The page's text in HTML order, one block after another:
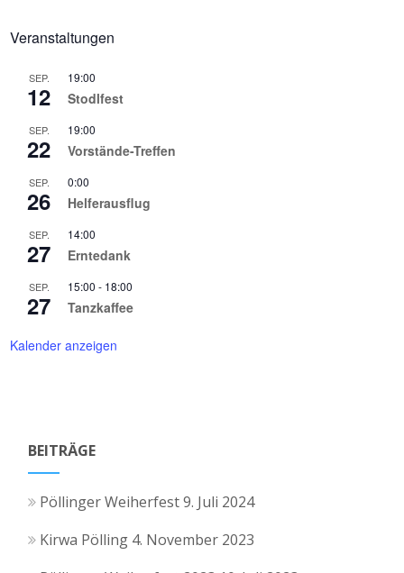
Veranstaltungen
SEP.
12
19:00
Stodlfest
SEP.
22
19:00
Vorstände-Treffen
SEP.
26
0:00
Helferausflug
SEP.
27
14:00
Erntedank
SEP.
27
15:00 - 18:00
Tanzkaffee
Kalender anzeigen
BEITRÄGE
Pöllinger Weiherfest9. Juli 2024
Kirwa Pölling 4. November 2023